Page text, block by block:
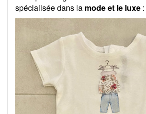
spécialisée dans la mode et le luxe :